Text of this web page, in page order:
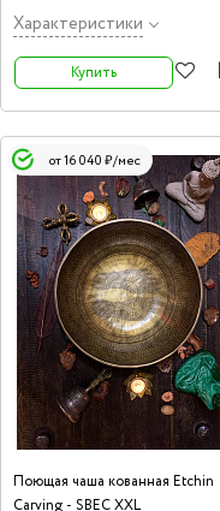
Характеристики
Купить
от 16 040 ₽/мес
Поющая чаша кованная Etchin
Carving - SBEC XXL